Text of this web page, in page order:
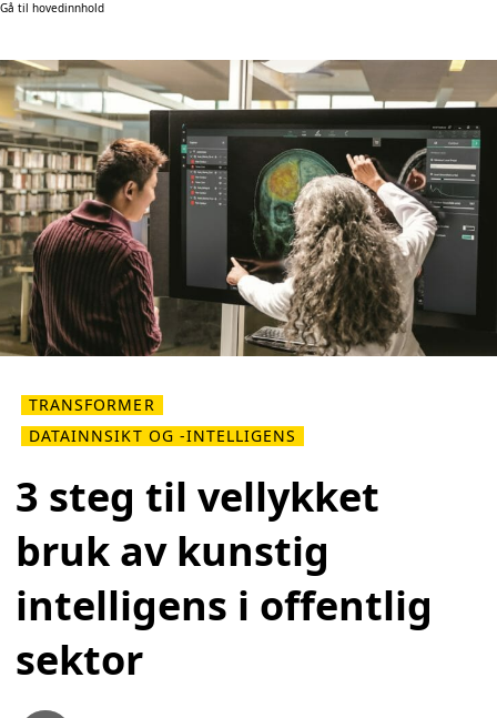
Gå til hovedinnhold
TRANSFORMER
DATAINNSIKT OG -INTELLIGENS
3 steg til vellykket
bruk av kunstig
intelligens i offentlig
sektor